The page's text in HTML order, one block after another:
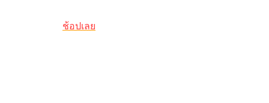
ช้อปเลย